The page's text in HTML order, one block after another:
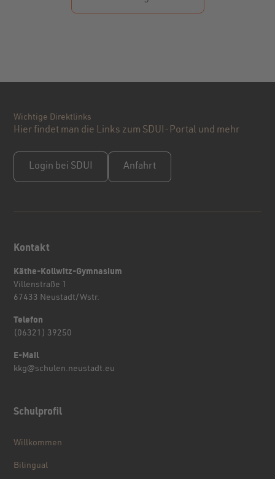
Wichtige Direktlinks
Hier findet man die Links zum SDUI-Portal und mehr
Login bei SDUI Anfahrt
Kontakt
Käthe-Kollwitz-Gymnasium
Villenstraße 1
67433 Neustadt/Wstr.
Telefon
(06321) 39250
E-Mail
kkg@schulen.neustadt.eu
Schulprofil
Willkommen
Bilingual